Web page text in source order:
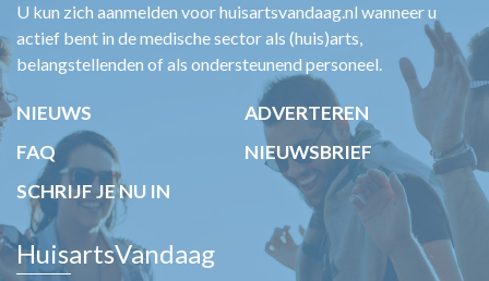
U kun zich aanmelden voor huisartsvandaag.nl wanneer u
actief bent in de medische sector als (huis)arts,
belangstellenden of als ondersteunend personeel.
NIEUWS
ADVERTEREN
FAQ
NIEUWSBRIEF
SCHRIJF JE NU IN
HuisartsVandaag